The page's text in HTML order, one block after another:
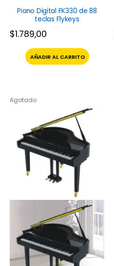
Piano Digital FK330 de 88
teclas Flykeys
$1.789,00
AÑADIR AL CARRITO
Agotado